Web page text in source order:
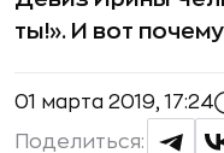
ты!». И вот почему
01 марта 2019, 17:24
Поделиться: